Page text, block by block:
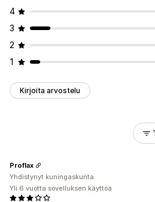
4
3
2
1
Kirjoita arvostelu
Proflax
Yhdistynyt kuningaskunta
Yli 6 vuotta sovelluksen käyttöä